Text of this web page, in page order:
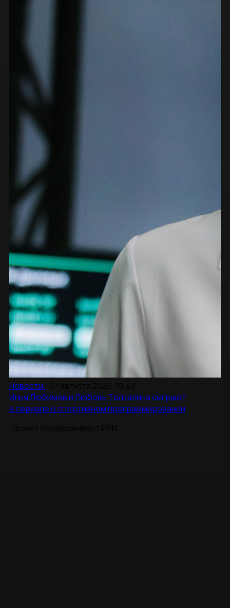
Новости
Илья Любимов и Любовь Толкалина сыграют
в сериале о спортивном программировании